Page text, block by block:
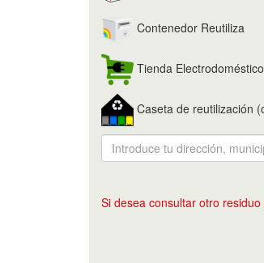
Contenedor Reutiliza
Tienda
Caseta de reutilización
Si desea consultar otro